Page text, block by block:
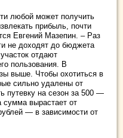
любой может получить
прибыль, почти
Евгений Мазепин. – Раз
не доходят до бюджета
отдают
пользования. В
выше. Чтобы охотиться в
сильно удалены от
путевку на сезон за 500 —
сумма вырастает от
— в зависимости от